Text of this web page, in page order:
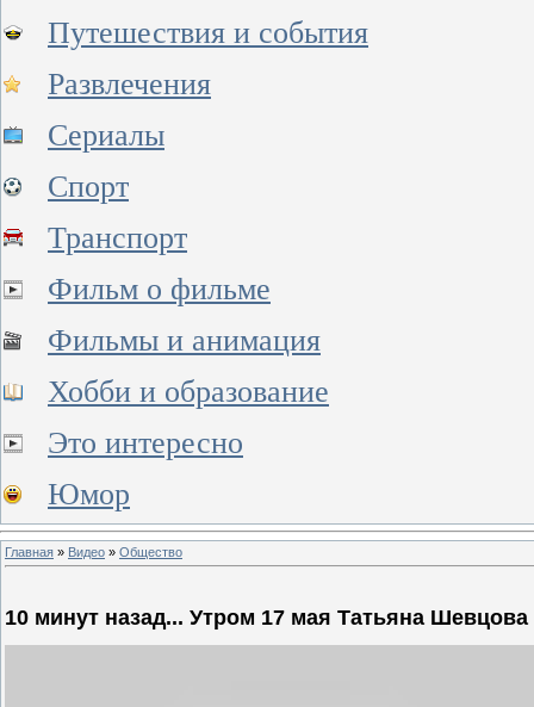
Путешествия и события
Развлечения
Сериалы
Спорт
Транспорт
Фильм о фильме
Фильмы и анимация
Хобби и образование
Это интересно
Юмор
Главная » Видео » Общество
10 минут назад... Утром 17 мая Татьяна Шевцова